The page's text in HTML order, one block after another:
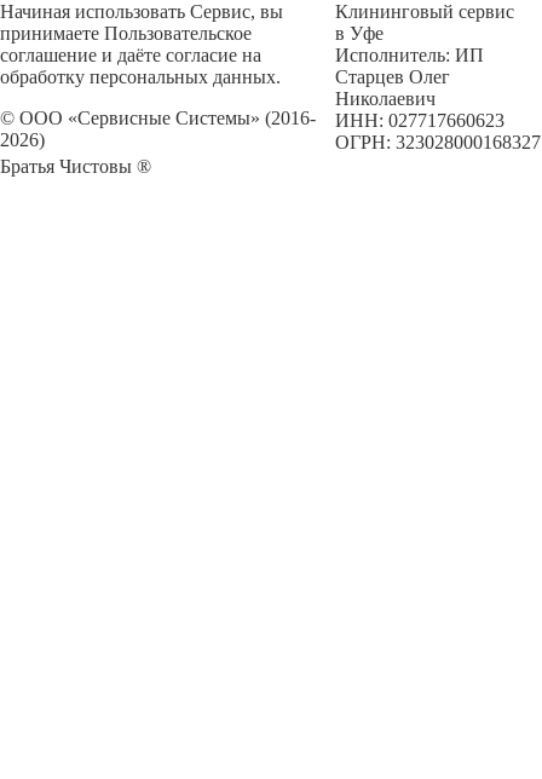
Начиная использовать Сервис, вы
принимаете Пользовательское
соглашение и даёте согласие на
обработку персональных данных.
© ООО «Сервисные Системы» (2016-
2026)
Братья Чистовы ®
Клининговый сервис
в Уфе
Исполнитель: ИП
Старцев Олег
Николаевич
ИНН: 027717660623
ОГРН: 323028000168327